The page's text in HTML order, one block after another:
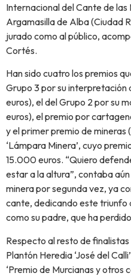
Internacional del Cante de
Argamasilla de Alba (Ciudad
jurado como al público,
Cortés.
Han sido cuatro los premios
Grupo 3 por su
euros), el del Grupo 2 por su
euros), el premio por
y el primer premio de
‘Lámpara Minera’, cuyo
15.000 euros. “Quiero
estar a la altura”, contaba
minera por segunda vez, ya
cante, dedicando este triunfo
como su padre, que ha
Respecto al resto de
Plantón Heredia ‘José del
‘Premio de Murcianas y otros